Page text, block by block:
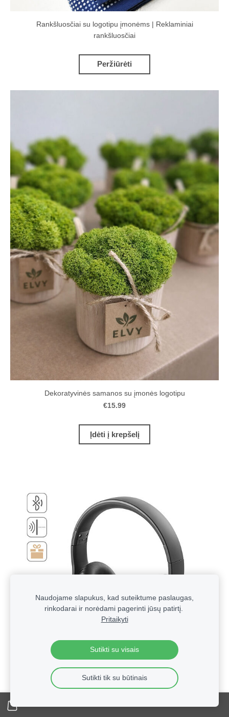
Rankšluosčiai su logotipu įmonėms | Reklaminiai
rankšluosčiai
Peržiūrėti
Dekoratyvinės samanos su įmonės logotipu
€15.99
Įdėti į krepšelį
Technologinės verslo dovanos su logotipu | Reklaminė
Naudojame slapukus, kad suteiktume paslaugas,
rinkodarai ir norėdami pagerinti jūsų patirtį.
Pritaikyti
Sutikti su visais
Sutikti tik su būtinais